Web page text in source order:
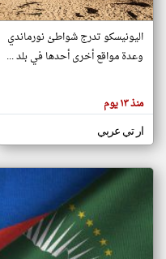
هنا عن
وجهة
كاتبيها.
اليونيسكو تدرج شواطئ نورماندي
وعدة مواقع أخرى أحدها في بلد ...
منذ ١٣ يوم
ار تي عربي